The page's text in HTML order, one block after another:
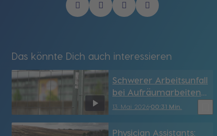
Das könnte Dich auch interessieren
13. Mai 202600:31 Min.
Schwerer Arbeitsunfall
bei Aufräumarbeiten
auf dem Geländer der
Physician Assistants: